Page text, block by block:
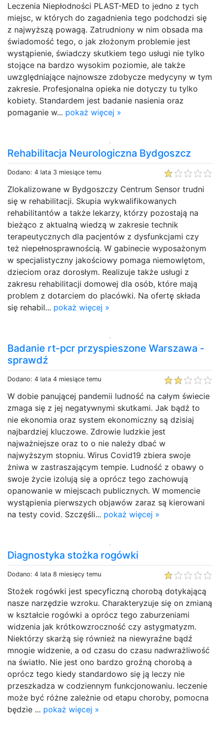
Leczenia Niepłodności PLAST-MED to jedno z tych
miejsc, w których do zagadnienia tego podchodzi się
z najwyższą powagą. Zatrudniony w nim obsada ma
świadomość tego, o jak złożonym problemie jest
wystąpienie, świadczy skutkiem tego usługi nie tylko
stojące na bardzo wysokim poziomie, ale także
uwzględniające najnowsze zdobycze medycyny w tym
zakresie. Profesjonalna opieka nie dotyczy tu tylko
kobiety. Standardem jest badanie nasienia oraz
pomaganie w... pokaż więcej »
Rehabilitacja Neurologiczna Bydgoszcz
Dodano: 4 lata 3 miesiące temu
Zlokalizowane w Bydgoszczy Centrum Sensor trudni
się w rehabilitacji. Skupia wykwalifikowanych
rehabilitantów a także lekarzy, którzy pozostają na
bieżąco z aktualną wiedzą w zakresie technik
terapeutycznych dla pacjentów z dysfunkcjami czy
też niepełnosprawnością. W gabinecie wyposażonym
w specjalistyczny jakościowy pomaga niemowlętom,
dzieciom oraz dorosłym. Realizuje także usługi z
zakresu rehabilitacji domowej dla osób, które mają
problem z dotarciem do placówki. Na ofertę składa
się rehabil... pokaż więcej »
Badanie rt-pcr przyspieszone Warszawa -
sprawdź
Dodano: 4 lata 4 miesiące temu
W dobie panującej pandemii ludność na całym świecie
zmaga się z jej negatywnymi skutkami. Jak bądź to
nie ekonomia oraz system ekonomiczny są dzisiaj
najbardziej kluczowe. Zdrowie ludzkie jest
najważniejsze oraz to o nie należy dbać w
najwyższym stopniu. Wirus Covid19 zbiera swoje
żniwa w zastraszającym tempie. Ludność z obawy o
swoje życie izolują się a oprócz tego zachowują
opanowanie w miejscach publicznych. W momencie
wystąpienia pierwszych objawów zaraz są kierowani
na testy covid. Szczęśli... pokaż więcej »
Diagnostyka stożka rogówki
Dodano: 4 lata 8 miesięcy temu
Stożek rogówki jest specyficzną chorobą dotykającą
nasze narzędzie wzroku. Charakteryzuje się on zmianą
w kształcie rogówki a oprócz tego zaburzeniami
widzenia jak krótkowzroczność czy astygmatyzm.
Niektórzy skarżą się również na niewyraźne bądź
mnogie widzenie, a od czasu do czasu nadwrażliwość
na światło. Nie jest ono bardzo groźną chorobą a
oprócz tego kiedy standardowo się ją leczy nie
przeszkadza w codziennym funkcjonowaniu. leczenie
może być różne zależnie od etapu choroby, pomocna
będzie ... pokaż więcej »